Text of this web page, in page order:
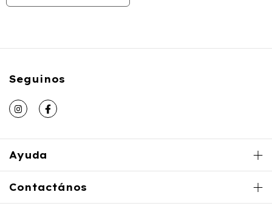
Seguinos
Ayuda
Contactános